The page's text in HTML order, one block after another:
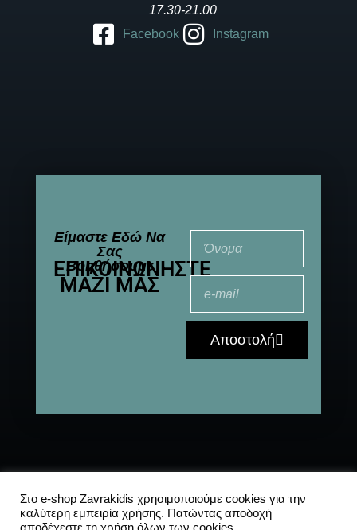
17.30-21.00
Facebook
Instagram
Είμαστε Εδώ Να
Σας
Βοηθήσουμε
ΕΠΙΚΟΙΝΩΝΉΣΤΕ
ΜΑΖΊ ΜΑΣ
Αποστολή
Rights Reserved
ερωτήσεις|
Πολιτική
Στο e-shop Zavrakidis χρησιμοποιούμε cookies για την
καλύτερη εμπειρία χρήσης. Πατώντας αποδοχή